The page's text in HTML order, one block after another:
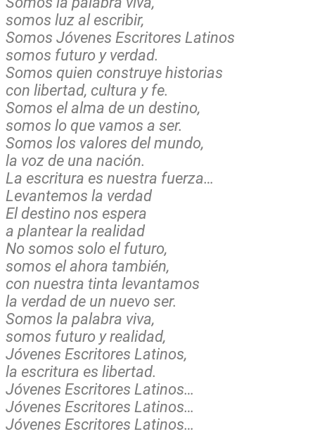
somos luz al escribir,
Somos Jóvenes Escritores Latinos
somos futuro y verdad.
Somos quien construye historias
con libertad, cultura y fe.
Somos el alma de un destino,
somos lo que vamos a ser.
Somos los valores del mundo,
la voz de una nación.
La escritura es nuestra fuerza…
Levantemos la verdad
El destino nos espera
a plantear la realidad
No somos solo el futuro,
somos el ahora también,
con nuestra tinta levantamos
la verdad de un nuevo ser.
Somos la palabra viva,
somos futuro y realidad,
Jóvenes Escritores Latinos,
la escritura es libertad.
Jóvenes Escritores Latinos…
Jóvenes Escritores Latinos…
Jóvenes Escritores Latinos…